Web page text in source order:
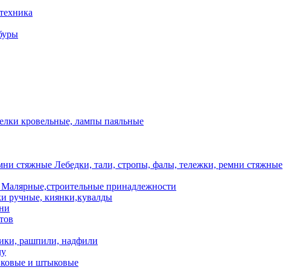
кровельные, лампы паяльные
Лебедки, тали, стропы, фалы, тележки, ремни стяжные
Малярные,строительные принадлежности
ручные, киянки,кувалды
рашпили, надфили
и штыковые